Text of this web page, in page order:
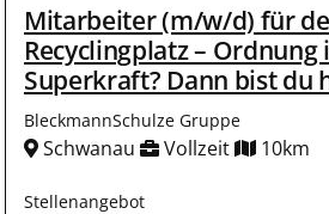
Mitarbeiter (m/w/d) für
Recyclingplatz – Ordnung
Superkraft? Dann bist du
BleckmannSchulze Gruppe
Schwanau Vollzeit 10km
Stellenangebot